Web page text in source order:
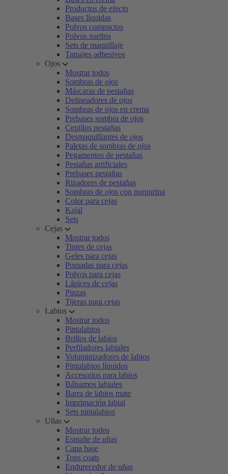
Productos de efecto
Bases líquidas
Polvos compactos
Polvos sueltos
Sets de maquillaje
Tatuajes adhesivos
Ojos
Mostrar todos
Sombras de ojos
Máscaras de pestañas
Delineadores de ojos
Sombras de ojos en crema
Prebases sombra de ojos
Cepillos pestañas
Desmaquillantes de ojos
Paletas de sombras de ojos
Pegamentos de pestañas
Pestañas artificiales
Prebases pestañas
Rizadores de pestañas
Sombras de ojos con purpurina
Color para cejas
Kajal
Sets
Cejas
Mostrar todos
Tintes de cejas
Geles para cejas
Pomadas para cejas
Polvos para cejas
Lápices de cejas
Pinzas
Tijeras para cejas
Labios
Mostrar todos
Pintalabios
Brillos de labios
Perfiladores labiales
Voluminizadores de labios
Pintalabios líquidos
Accesorios para labios
Bálsamos labiales
Barra de labios mate
Imprimación labial
Sets pintalabios
Uñas
Mostrar todos
Esmalte de uñas
Capa base
Tops coats
Endurecedor de uñas